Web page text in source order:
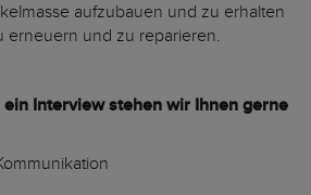
aufzubauen und zu erhalten
erneuern und zu reparieren.
Interview stehen wir Ihnen gerne